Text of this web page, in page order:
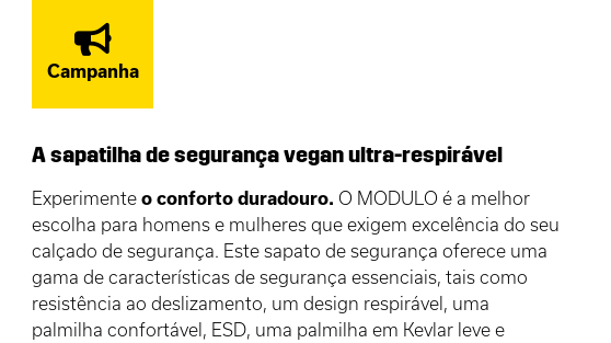
Campanha
A sapatilha de segurança vegan ultra-respirável
Experimenteo conforto duradouro.O MODULO é a melhor
escolha para homens e mulheres que exigem excelência do seu
calçado de segurança. Este sapato de segurança oferece uma
gama de características de segurança essenciais, tais como
resistência ao deslizamento, um design respirável, uma
palmilha confortável, ESD, uma palmilha em Kevlar leve e